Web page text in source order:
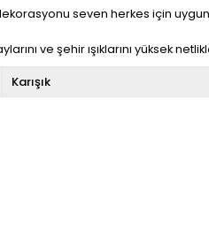
seven herkes için
ve şehir ışıklarını yüksek
Karışık